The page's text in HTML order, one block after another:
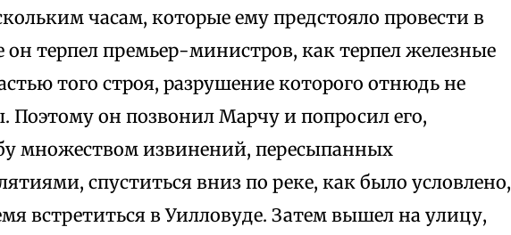
часам, которые ему предстояло провести в
он терпел премьер-министров, как терпел железные
того строя, разрушение которого отнюдь не
Поэтому он позвонил Марчу и попросил его,
множеством извинений, пересыпанных
спуститься вниз по реке, как было условлено,
встретиться в Уилловуде. Затем вышел на улицу,